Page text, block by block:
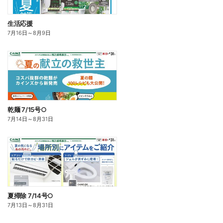
生活応援
7月16日 ～8月9日
乾麺 7/15号○
7月14日 ～8月31日
夏掃除 7/14号○
7月13日 ～8月31日